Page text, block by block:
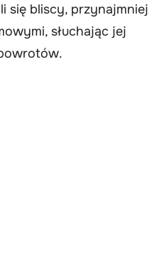
się bliscy, przynajmniej
słuchając jej